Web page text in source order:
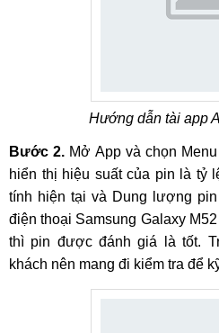
Hướng dẫn tài app
Bước 2. Mở App và chọn
hiển thị hiệu suất của pin là tỷ
tính hiện tại và Dung lượng
điện thoại Samsung Galaxy
thì pin được đánh giá là tốt.
khách nên mang đi kiểm tra để